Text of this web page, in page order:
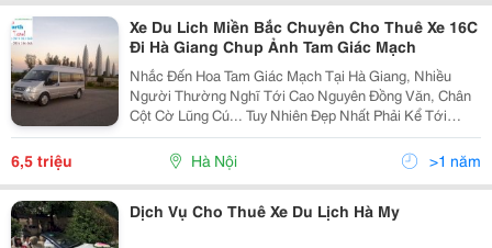
Xe Du Lich Miền Bắc Chuyên Cho Thuê Xe 16C
Đi Hà Giang Chup Ảnh Tam Giác Mạch
Nhắc Đến Hoa Tam Giác Mạch Tại Hà Giang, Nhiều
Người Thường Nghĩ Tới Cao Nguyên Đồng Văn, Chân
Cột Cờ Lũng Cú... Tuy Nhiên Đẹp Nhất Phải Kể Tới
Huyện Xí Mần. Huyện Xí Mần Nằm Ở Phía Tây Bắc Của
Hà Giang. Phía Bắc Giáp Trung Quốc, Phía Tây Giáp
6,5 triệu Hà Nội >1 năm
Dịch Vụ Cho Thuê Xe Du Lịch Hà My